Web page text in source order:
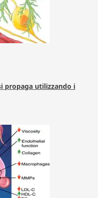
propaga utilizzando i